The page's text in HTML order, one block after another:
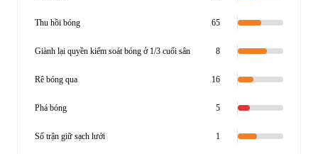
Thu hồi bóng 65
Giành lại quyền kiểm soát bóng ở 1/3 cuối sân 8
Rê bóng qua 16
Phá bóng 5
Số trận giữ sạch lưới 1